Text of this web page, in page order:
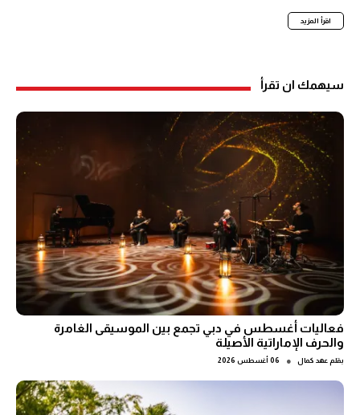
اقرأ المزيد
سيهمك ان تقرأ
فعاليات أغسطس في دبي تجمع بين الموسيقى الغامرة
والحرف الإماراتية الأصيلة
بقلم عهد كمال ● 06 أغسطس 2026